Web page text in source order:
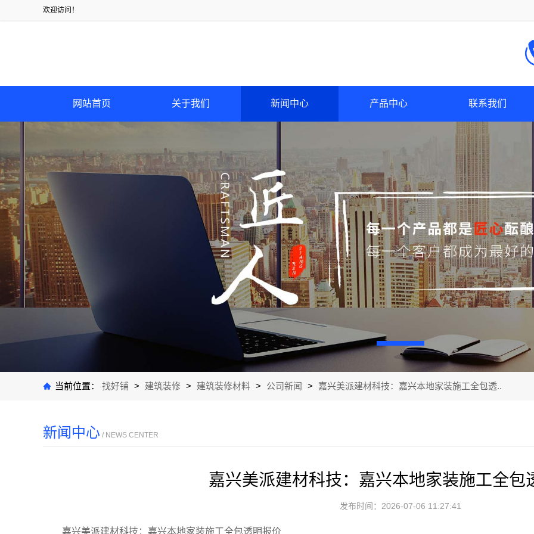
欢迎访问！
网站首页 关于我们 新闻中心 产品中心 联系我们
当前位置： 找好铺 > 建筑装修 > 建筑装修材料 > 公司新闻 > 嘉兴美派建材科技：嘉兴本地家装施工全包透..
新闻中心 / NEWS CENTER
嘉兴美派建材科技：嘉兴本地家装施工全包
发布时间：2026-07-06 11:27:41
嘉兴美派建材科技：嘉兴本地家装施工全包透明报价